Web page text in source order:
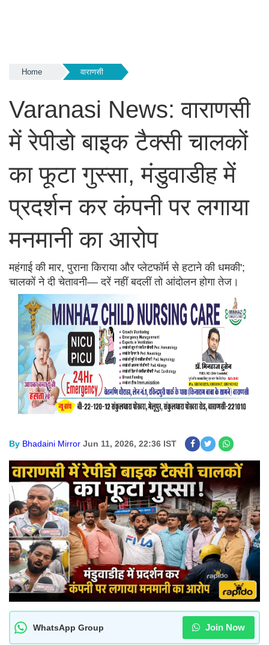
Home वाराणसी
Varanasi News: वाराणसी
में रेपीडो बाइक टैक्सी चालकों
का फूटा गुस्सा, मंडुवाडीह में
प्रदर्शन कर कंपनी पर लगाया
मनमानी का आरोप
महंगाई की मार, पुराना किराया और प्लेटफॉर्म से हटाने की धमकी';
चालकों ने दी चेतावनी— दरें नहीं बदलीं तो आंदोलन होगा तेज।
By Bhadaini Mirror Jun 11, 2026, 22:36 IST
WhatsApp Group Join Now